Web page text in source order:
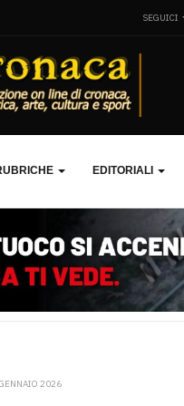
SEGUICI
EDITORIALI
2026